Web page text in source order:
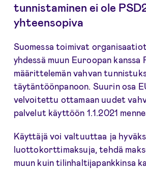
tunnistaminen ei ole
yhteensopiva
Suomessa toimivat
yhdessä muun Euroopan kanssa
määrittelemän vahvan
täytäntöönpanoon. Suurin osa
velvoitettu ottamaan uudet
palvelut käyttöön 1.1.2021
Käyttäjä voi valtuuttaa ja
luottokorttimaksuja, tehdä
muun kuin tilinhaltijapankkinsa